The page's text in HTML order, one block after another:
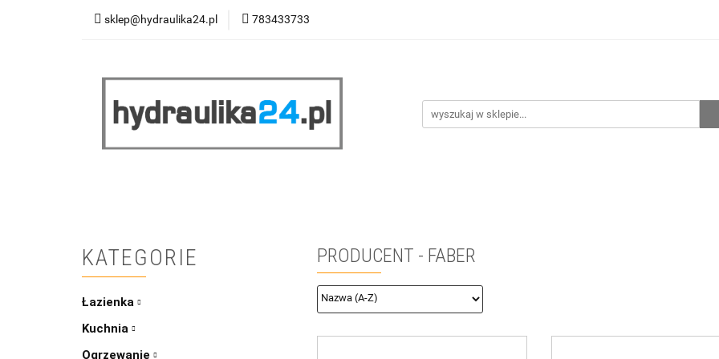
sklep@hydraulika24.pl 783433733
Łazienka
Wyprzedaż WYCENA ZESTAWÓW
KATEGORIE
Łazienka
Kuchnia
Ogrzewanie
PRODUCENT - FABER